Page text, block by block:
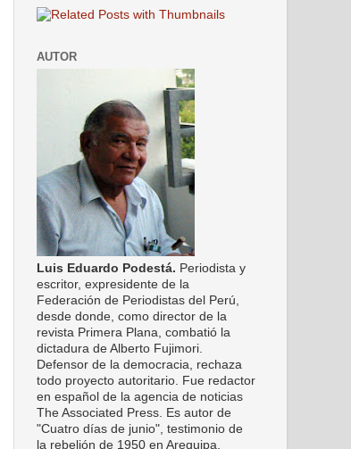
AUTOR
Luis Eduardo Podestá. Periodista y
escritor, expresidente de la
Federación de Periodistas del Perú,
desde donde, como director de la
revista Primera Plana, combatió la
dictadura de Alberto Fujimori.
Defensor de la democracia, rechaza
todo proyecto autoritario. Fue redactor
en español de la agencia de noticias
The Associated Press. Es autor de
"Cuatro días de junio", testimonio de
la rebelión de 1950 en Arequipa,